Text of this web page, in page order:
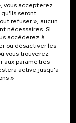
vous accepterez
seront
refuser », aucun
nécessaires. Si
accéderez à
ou désactiver les
vous trouverez
aux paramètres
active jusqu'à
»